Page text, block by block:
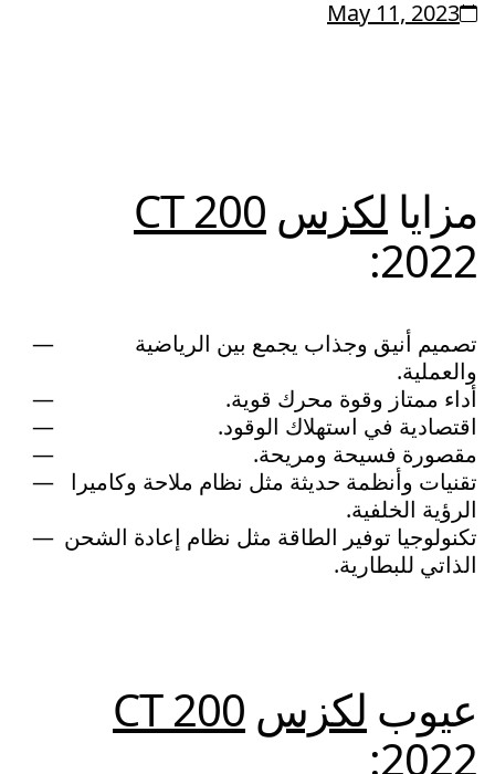
May 11, 2023
مزايا لكزس CT 200
2022:
تصميم أنيق وجذاب يجمع بين الرياضية
والعملية.
أداء ممتاز وقوة محرك قوية.
اقتصادية في استهلاك الوقود.
مقصورة فسيحة ومريحة.
تقنيات وأنظمة حديثة مثل نظام ملاحة وكاميرا
الرؤية الخلفية.
تكنولوجيا توفير الطاقة مثل نظام إعادة الشحن
الذاتي للبطارية.
عيوب لكزس CT 200
2022: